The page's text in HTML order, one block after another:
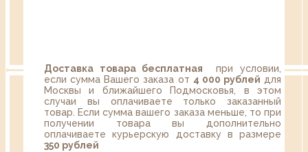
Доставка товара бесплатная при условии,
если сумма Вашего заказа от 4 000 рублей для
Москвы и ближайшего Подмосковья, в этом
случаи вы оплачиваете только заказанный
товар. Если сумма вашего заказа меньше, то при
получении товара вы дополнительно
оплачиваете курьерскую доставку в размере
350 рублей